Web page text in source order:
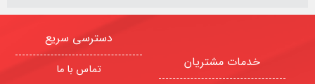
خدمات مشتریان
دسترسی سریع
تماس با ما